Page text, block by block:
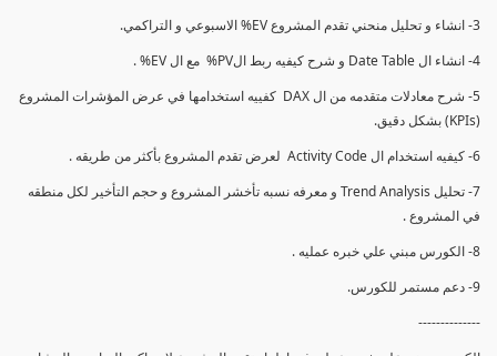
3- انشاء و تحليل منحني تقدم المشروع EV% الاسبوعي و التراكمي.
4- انشاء ال Date Table و شرح كيفيه ربط الPV% مع ال EV% .
5- شرح معادلات متقدمه من ال DAX كفييه استخدامها في عرض المؤشرات المشروع
(KPIs) بشكل دقيق.
6- كيفيه استخدام ال Activity Code لعرض تقدم المشروع بأكثر من طريقه .
7- تحليل Trend Analysis و معرفه نسبه تأخشر المشروع و حجم التأخير لكل منطقه
في المشروع .
8- الكورس مبني علي خبره عمليه .
9- دعم مستمر للكورس.
--------------